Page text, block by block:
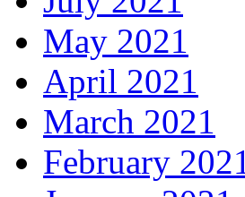
May 2021
April 2021
March 2021
February 2021